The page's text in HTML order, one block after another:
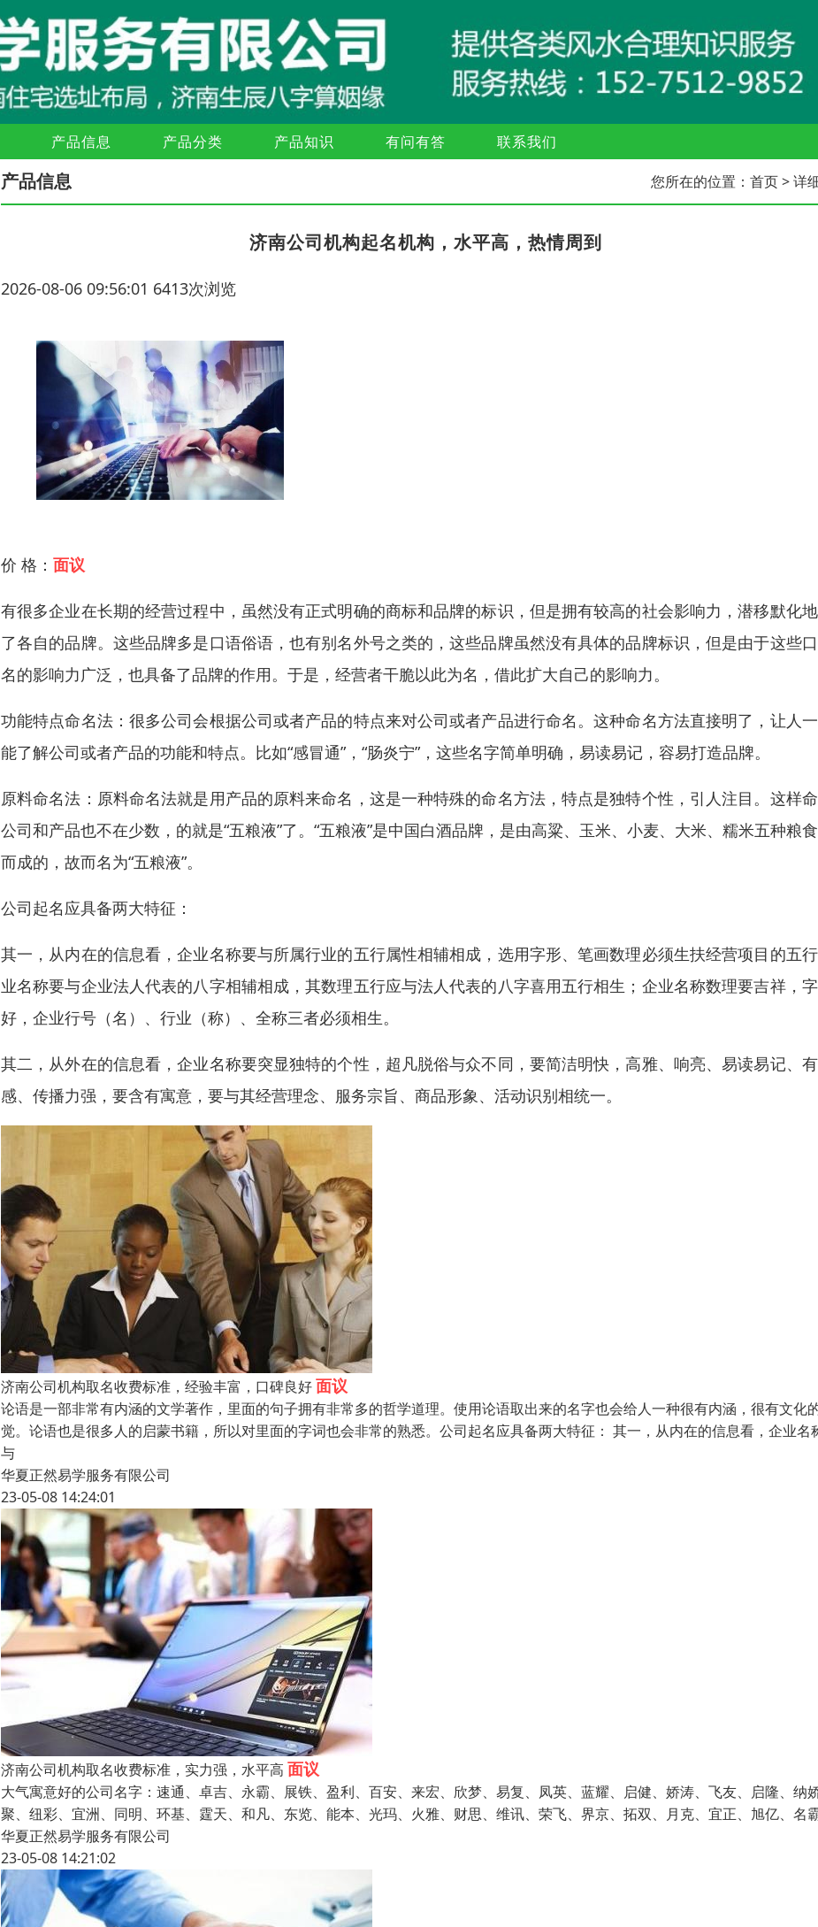
产品信息 产品分类 产品知识 有问有答 联系我们
产品信息 您所在的位置： 首页> 详
济南公司机构起名机构，水平高，热情周到
2026-08-06 09:56:01 6413次浏览
价 格： 面议
有很多企业在长期的经营过程中，虽然没有正式明确的商标和品牌的标识，但是拥有较高的社会影响力，潜移默化
了各自的品牌。这些品牌多是口语俗语，也有别名外号之类的，这些品牌虽然没有具体的品牌标识，但是由于这些
名的影响力广泛，也具备了品牌的作用。于是，经营者干脆以此为名，借此扩大自己的影响力。
功能特点命名法：很多公司会根据公司或者产品的特点来对公司或者产品进行命名。这种命名方法直接明了，让人
能了解公司或者产品的功能和特点。比如“感冒通”，“肠炎宁”，这些名字简单明确，易读易记，容易打造品牌。
原料命名法：原料命名法就是用产品的原料来命名，这是一种特殊的命名方法，特点是独特个性，引人注目。这样
公司和产品也不在少数，的就是“五粮液”了。“五粮液”是中国白酒品牌，是由高粱、玉米、小麦、大米、糯米五种粮
而成的，故而名为“五粮液”。
公司起名应具备两大特征：
其一，从内在的信息看，企业名称要与所属行业的五行属性相辅相成，选用字形、笔画数理必须生扶经营项目的五
业名称要与企业法人代表的八字相辅相成，其数理五行应与法人代表的八字喜用五行相生；企业名称数理要吉祥，
好，企业行号（名）、行业（称）、全称三者必须相生。
其二，从外在的信息看，企业名称要突显独特的个性，超凡脱俗与众不同，要简洁明快，高雅、响亮、易读易记、
感、传播力强，要含有寓意，要与其经营理念、服务宗旨、商品形象、活动识别相统一。
济南公司机构取名收费标准，经验丰富，口碑良好面议
论语是一部非常有内涵的文学著作，里面的句子拥有非常多的哲学道理。使用论语取出来的名字也会给人一种很有内涵，很有文化
觉。论语也是很多人的启蒙书籍，所以对里面的字词也会非常的熟悉。公司起名应具备两大特征： 其一，从内在的信息看，企业名
与
华夏正然易学服务有限公司
23-05-08 14:24:01
济南公司机构取名收费标准，实力强，水平高 面议
大气寓意好的公司名字：速通、卓吉、永霸、展铁、盈利、百安、来宏、欣梦、易复、凤英、蓝耀、启健、娇涛、飞友、启隆、纳
聚、纽彩、宜洲、同明、环基、霆天、和凡、东览、能本、光玛、火雅、财思、维讯、荣飞、界京、拓双、月克、宜正、旭亿、名
华夏正然易学服务有限公司
23-05-08 14:21:02